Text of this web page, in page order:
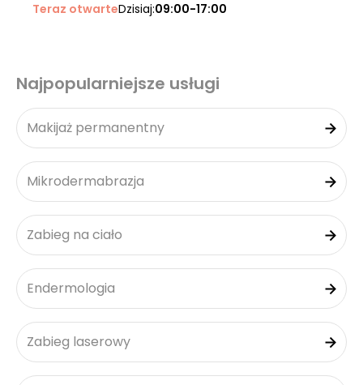
Teraz otwarteDzisiaj:09:00-17:00
Najpopularniejsze usługi
Makijaż permanentny
Mikrodermabrazja
Zabieg na ciało
Endermologia
Zabieg laserowy